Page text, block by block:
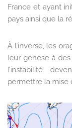
France et ayant
pays ainsi que la
À l’inverse, les
leur genèse à
l’instabilité
permettre la mise